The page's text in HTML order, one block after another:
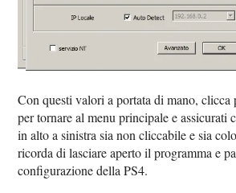
Con questi valori a portata di mano, clicca
per tornare al menu principale e assicurati
in alto a sinistra sia non cliccabile e sia
ricorda di lasciare aperto il programma e
configurazione della PS4.